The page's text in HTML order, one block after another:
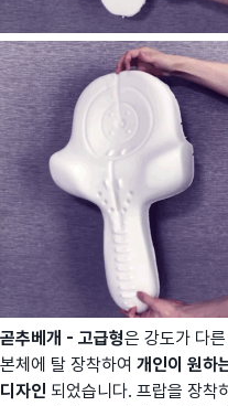
곧추베개 - 고급형은 강도가 다
본체에 탈 장착하여 개인이 원하
디자인 되었습니다. 프랍을 장착